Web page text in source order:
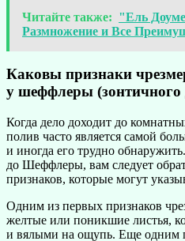
Читайте также: "Ель
Размножение и Все
Каковы признаки
у шеффлеры (зонтичного
Когда дело доходит до
полив часто является самой
и иногда его трудно
до Шеффлеры, вам следует
признаков, которые могут
Одним из первых признаков
желтые или поникшие листья,
и вялыми на ощупь. Еще одним